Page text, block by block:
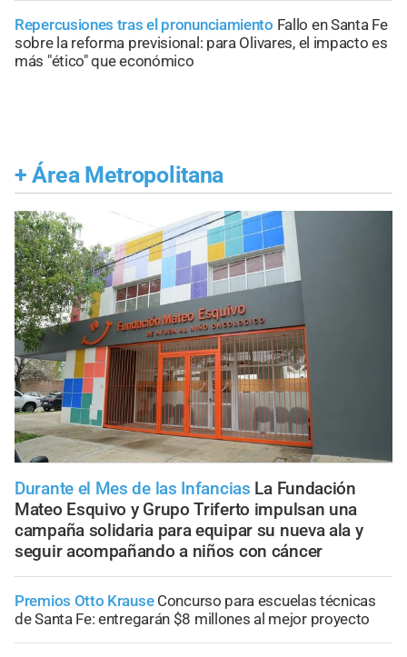
Repercusiones tras el pronunciamiento Fallo en Santa Fe
sobre la reforma previsional: para Olivares, el impacto es
más "ético" que económico
+ Área Metropolitana
Durante el Mes de las Infancias La Fundación
Mateo Esquivo y Grupo Triferto impulsan una
campaña solidaria para equipar su nueva ala y
seguir acompañando a niños con cáncer
Premios Otto Krause Concurso para escuelas técnicas
de Santa Fe: entregarán $8 millones al mejor proyecto